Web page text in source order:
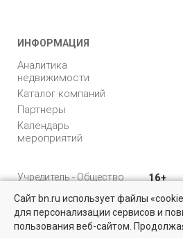
ИНФОРМАЦИЯ
Аналитика
недвижимости
Каталог компаний
Партнеры
Календарь
мероприятий
Учредитель - Общество
ответственностью
"Управляющая
компания "Бюллетень
недвижимости"
16+
Сайт bn.ru использует файлы
для персонализации сервисов и
пользования веб-сайтом.